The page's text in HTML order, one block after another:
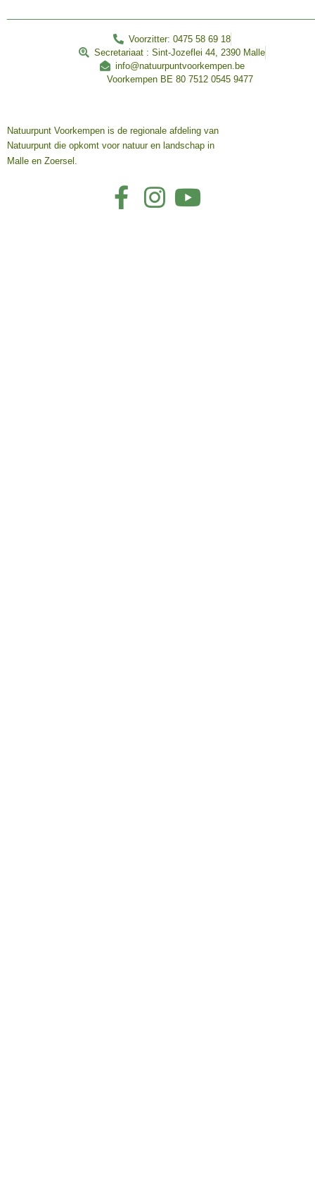
Voorzitter: 0475 58 69 18
Secretariaat : Sint-Jozeflei 44, 2390 Malle
info@natuurpuntvoorkempen.be
Voorkempen BE 80 7512 0545 9477
Natuurpunt Voorkempen is de regionale afdeling van
Natuurpunt die opkomt voor natuur en landschap in
Malle en Zoersel.